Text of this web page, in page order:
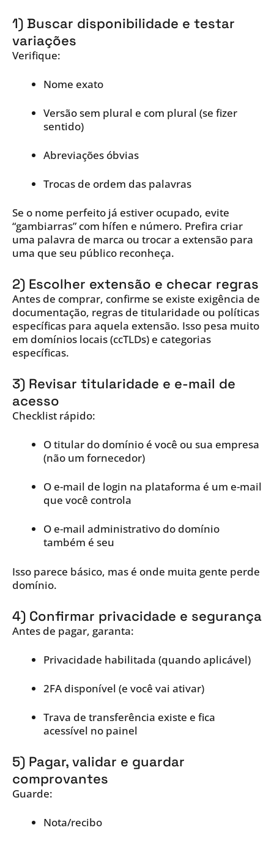
1) Buscar disponibilidade e testar
variações
Verifique:
Nome exato
Versão sem plural e com plural (se fizer
sentido)
Abreviações óbvias
Trocas de ordem das palavras
Se o nome perfeito já estiver ocupado, evite
“gambiarras” com hífen e número. Prefira criar
uma palavra de marca ou trocar a extensão para
uma que seu público reconheça.
2) Escolher extensão e checar regras
Antes de comprar, confirme se existe exigência de
documentação, regras de titularidade ou políticas
específicas para aquela extensão. Isso pesa muito
em domínios locais (ccTLDs) e categorias
específicas.
3) Revisar titularidade e e-mail de
acesso
Checklist rápido:
O titular do domínio é você ou sua empresa
(não um fornecedor)
O e-mail de login na plataforma é um e-mail
que você controla
O e-mail administrativo do domínio
também é seu
Isso parece básico, mas é onde muita gente perde
domínio.
4) Confirmar privacidade e segurança
Antes de pagar, garanta:
Privacidade habilitada (quando aplicável)
2FA disponível (e você vai ativar)
Trava de transferência existe e fica
acessível no painel
5) Pagar, validar e guardar
comprovantes
Guarde:
Nota/recibo